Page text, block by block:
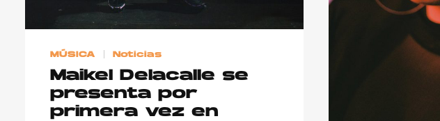
MÚSICA Noticias
Maikel Delacalle se
presenta por
primera vez en